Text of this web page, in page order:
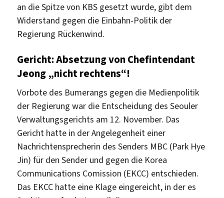
an die Spitze von KBS gesetzt wurde, gibt dem
Widerstand gegen die Einbahn-Politik der
Regierung Rückenwind.
Gericht: Absetzung von Chefintendant
Jeong „nicht rechtens“!
Vorbote des Bumerangs gegen die Medienpolitik
der Regierung war die Entscheidung des Seouler
Verwaltungsgerichts am 12. November. Das
Gericht hatte in der Angelegenheit einer
Nachrichtensprecherin des Senders MBC (Park Hye
Jin) für den Sender und gegen die Korea
Communications Comission (EKCC) entschieden.
Das EKCC hatte eine Klage eingereicht, in der es